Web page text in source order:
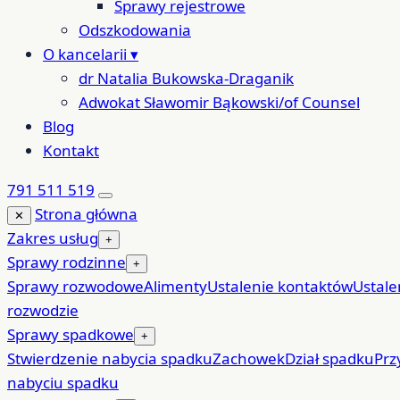
Sprawy rejestrowe
Odszkodowania
O kancelarii ▾
dr Natalia Bukowska-Draganik
Adwokat Sławomir Bąkowski/of Counsel
Blog
Kontakt
791 511 519
✕
Strona główna
Zakres usług +
Sprawy rodzinne +
Sprawy rozwodoweAlimentyUstalenie kontaktów
rozwodzie
Sprawy spadkowe +
Stwierdzenie nabycia spadkuZachowekDział spadku
nabyciu spadku